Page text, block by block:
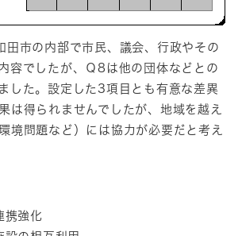
市の内部で市民、議会、行政やその
容でしたが、Ｑ8は他の団体などとの
した。設定した3項目とも有意な差異
は得られませんでしたが、地域を越え
境問題など）には協力が必要だと考え
携強化